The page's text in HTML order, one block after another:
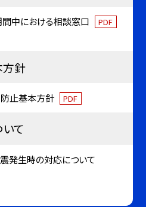
中における相談窓口 PDF
方針
止基本方針 PDF
て
発生時の対応について